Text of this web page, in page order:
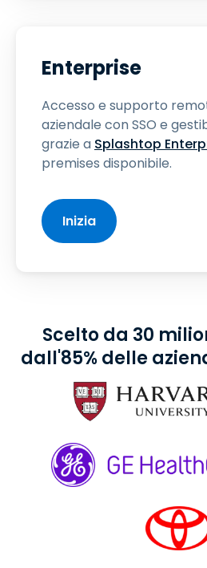
Enterprise
Accesso e supporto
aziendale con SSO e
grazie a Splashtop
premises disponibile.
Inizia
Scelto da 30
dall'85% delle